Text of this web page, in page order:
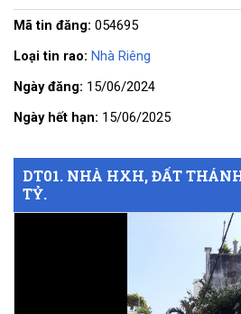
DT01. NHÀ HXH, ĐẤT
TỶ.
Mã tin đăng: 054695
Loại tin rao: Nhà Riêng
Ngày đăng: 15/06/2024
Ngày hết hạn: 15/06/2025